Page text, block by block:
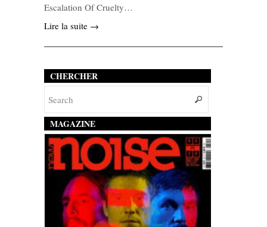
Escalation Of Cruelty…
Lire la suite →
CHERCHER
MAGAZINE